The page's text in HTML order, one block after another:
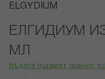
Преминете
началото
галерия
със
ELGYDIUM
ЕЛГИДИУМ
МЛ
Бъдете първият оценил